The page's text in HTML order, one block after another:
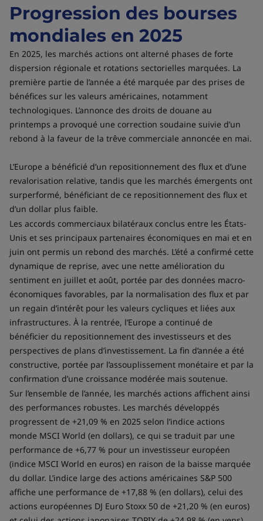
Progression des bourses
mondiales en 2025
En 2025, les marchés actions ont alterné phases de forte
dispersion régionale et rotations sectorielles marquées. La
première partie de l’année a été marquée par des prises de
bénéfices sur les valeurs américaines, notamment
technologiques. L’annonce des droits de douane au
printemps a provoqué une correction soudaine suivie d’un
rebond à la faveur de la trêve commerciale annoncée en mai.
L’Europe a bénéficié d’un repositionnement des flux et d’une
revalorisation relative, tandis que les marchés émergents ont
surperformé, bénéficiant de ce repositionnement des flux et
d’un dollar plus faible.
Les accords commerciaux bilatéraux conclus entre les États-
Unis et ses principaux partenaires économiques en mai et en
juin ont permis un rebond des marchés. L’été a confirmé cette
dynamique de reprise, avec une nette amélioration du
sentiment en juillet et août, portée par des données macro-
économiques favorables, par la normalisation des flux et par
un regain d’intérêt pour les valeurs cycliques et liées aux
infrastructures. À la rentrée, l’Europe a continué de
bénéficier du repositionnement des investisseurs et des
perspectives de plans d’investissement. La fin d’année a été
constructive, portée par l’assouplissement monétaire et par la
confirmation d’une croissance modérée mais soutenue.
Sur l’ensemble de l’année, les marchés actions affichent ainsi
des performances robustes. Les marchés développés
progressent de +21,09 % en 2025 selon l’indice actions
monde MSCI World (en dollars), ce qui se traduit par une
performance de +6,77 % pour un investisseur européen
(indice MSCI World en euros) en raison de la baisse marquée
du dollar. L’indice large des actions américaines S&P 500
affiche une performance de +17,88 % (en dollars), celui des
actions européennes DJ Euro Stoxx 50 de +21,20 % (en euros)